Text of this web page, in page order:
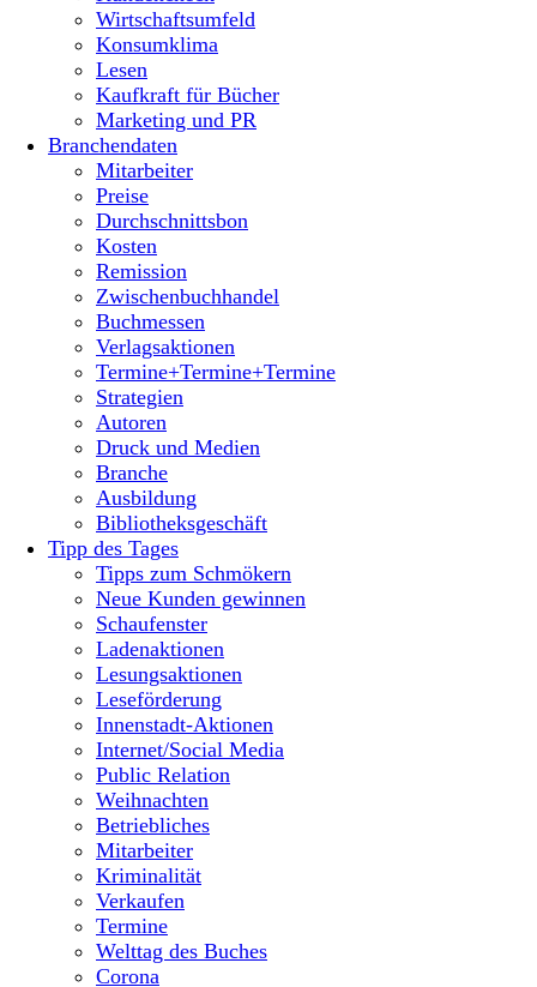
Wirtschaftsumfeld
Konsumklima
Lesen
Kaufkraft für Bücher
Marketing und PR
Branchendaten
Mitarbeiter
Preise
Durchschnittsbon
Kosten
Remission
Zwischenbuchhandel
Buchmessen
Verlagsaktionen
Termine+Termine+Termine
Strategien
Autoren
Druck und Medien
Branche
Ausbildung
Bibliotheksgeschäft
Tipp des Tages
Tipps zum Schmökern
Neue Kunden gewinnen
Schaufenster
Ladenaktionen
Lesungsaktionen
Leseförderung
Innenstadt-Aktionen
Internet/Social Media
Public Relation
Weihnachten
Betriebliches
Mitarbeiter
Kriminalität
Verkaufen
Termine
Welttag des Buches
Corona